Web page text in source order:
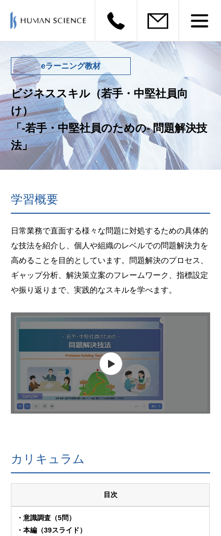
eラーニング教材
ビジネススキル（若手・中堅社員向
け）
「-若手・中堅社員のための- 問題解決技
法」
学習概要
日常業務で直面する様々な問題に対処するための具体的
な技法を紹介し、個人や組織のレベルでの問題解決力を
高めることを目的としています。問題解決のプロセス、
ギャップ分析、解決策立案のフレームワーク、指標設定
や振り返りまで、実践的なスキルを学べます。
カリキュラム
目次
・意識調査（5問）
・本編（39スライド）